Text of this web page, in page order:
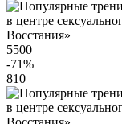
5500
-71%
810